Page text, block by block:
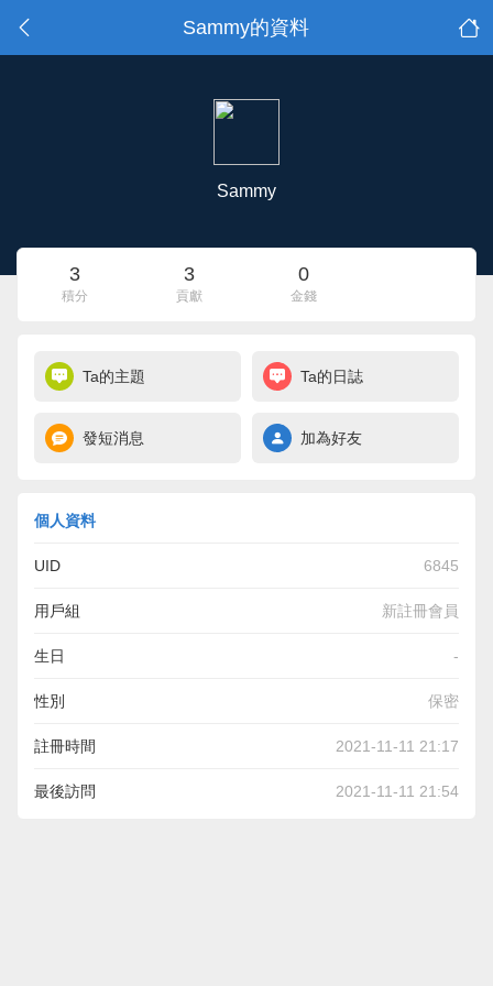
Sammy的資料
Sammy
3
積分
3
貢獻
0
金錢
Ta的主題 Ta的日誌
發短消息 加為好友
個人資料
UID 6845
用戶組 新註冊會員
生日 -
性別 保密
註冊時間 2021-11-11 21:17
最後訪問 2021-11-11 21:54